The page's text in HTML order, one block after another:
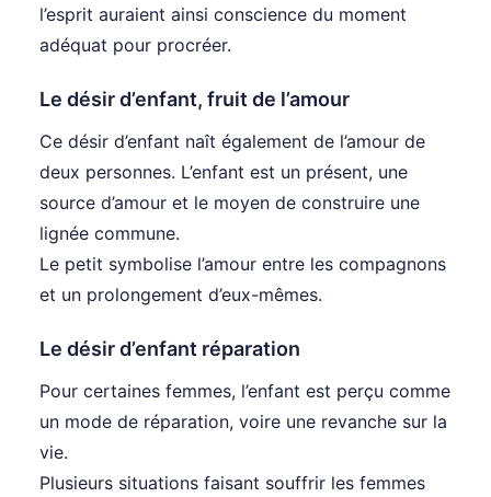
l’esprit auraient ainsi conscience du moment
adéquat pour procréer.
Le désir d’enfant, fruit de l’amour
Ce désir d’enfant naît également de l’amour de
deux personnes. L’enfant est un présent, une
source d’amour et le moyen de construire une
lignée commune.
Le petit symbolise l’amour entre les compagnons
et un prolongement d’eux-mêmes.
Le désir d’enfant réparation
Pour certaines femmes, l’enfant est perçu comme
un mode de réparation, voire une revanche sur la
vie.
Plusieurs situations faisant souffrir les femmes